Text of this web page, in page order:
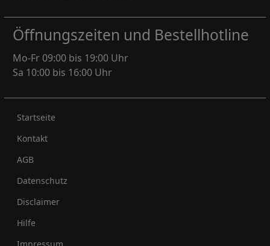
Öffnungszeiten und Bestellhotline
Mo-Fr 09:00 bis 19:00 Uhr
Sa 10:00 bis 16:00 Uhr
Rechtliches
Startseite
Kontakt
AGB
Datenschutz
Disclaimer
Hilfe